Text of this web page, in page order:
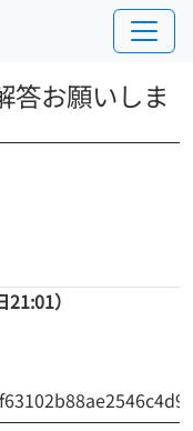
答お願いしま
21:01）